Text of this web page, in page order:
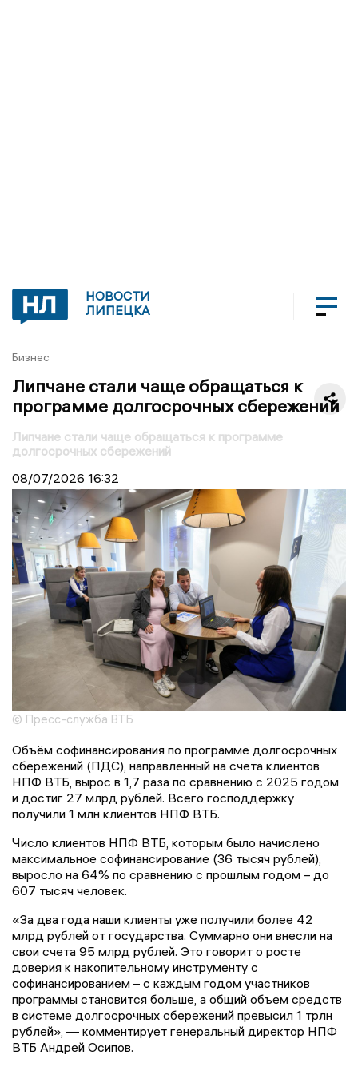
НОВОСТИ
ЛИПЕЦКА
Бизнес
Липчане стали чаще обращаться к
программе долгосрочных сбережений
Липчане стали чаще обращаться к программе
долгосрочных сбережений
08/07/2026 16:32
© Пресс-служба ВТБ
Объём софинансирования по программе долгосрочных
сбережений (ПДС), направленный на счета клиентов
НПФ ВТБ, вырос в 1,7 раза по сравнению с 2025 годом
и достиг 27 млрд рублей. Всего господдержку
получили 1 млн клиентов НПФ ВТБ.
Число клиентов НПФ ВТБ, которым было начислено
максимальное софинансирование (36 тысяч рублей),
выросло на 64% по сравнению с прошлым годом – до
607 тысяч человек.
«За два года наши клиенты уже получили более 42
млрд рублей от государства. Суммарно они внесли на
свои счета 95 млрд рублей. Это говорит о росте
доверия к накопительному инструменту с
софинансированием – с каждым годом участников
программы становится больше, а общий объем средств
в системе долгосрочных сбережений превысил 1 трлн
рублей», — комментирует генеральный директор НПФ
ВТБ Андрей Осипов.